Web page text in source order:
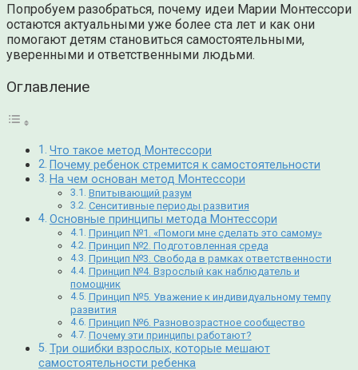
Попробуем разобраться, почему идеи Марии Монтессори
остаются актуальными уже более ста лет и как они
помогают детям становиться самостоятельными,
уверенными и ответственными людьми.
Оглавление
Что такое метод Монтессори
Почему ребенок стремится к самостоятельности
На чем основан метод Монтессори
Впитывающий разум
Сенситивные периоды развития
Основные принципы метода Монтессори
Принцип №1. «Помоги мне сделать это самому»
Принцип №2. Подготовленная среда
Принцип №3. Свобода в рамках ответственности
Принцип №4. Взрослый как наблюдатель и
помощник
Принцип №5. Уважение к индивидуальному темпу
развития
Принцип №6. Разновозрастное сообщество
Почему эти принципы работают?
Три ошибки взрослых, которые мешают
самостоятельности ребенка